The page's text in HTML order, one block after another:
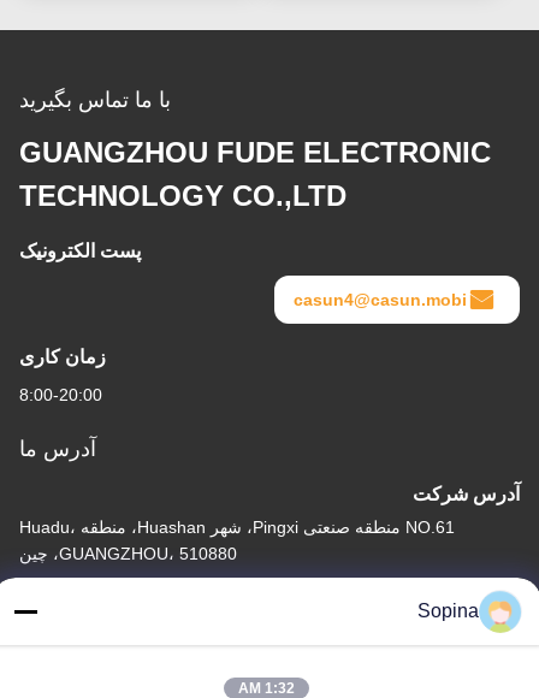
با ما تماس بگیرید
GUANGZHOU FUDE ELECTRONIC
TECHNOLOGY CO.,LTD
پست الکترونیک
casun4@casun.mobi
زمان کاری
8:00-20:00
آدرس ما
آدرس شرکت
NO.61 منطقه صنعتی Pingxi، شهر Huashan، منطقه Huadu،
GUANGZHOU، 510880، چین
آدرس کارخانه
Sopina
1:32 AM